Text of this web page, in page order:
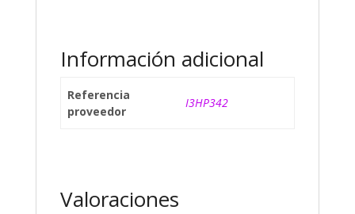
Información adicional
Referencia
proveedor
I3HP342
Valoraciones